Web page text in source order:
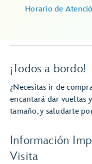
Horario de
¡Todos a bordo!
¿Necesitas ir de
encantará dar vueltas
tamaño, y saludarte
Información
Visita